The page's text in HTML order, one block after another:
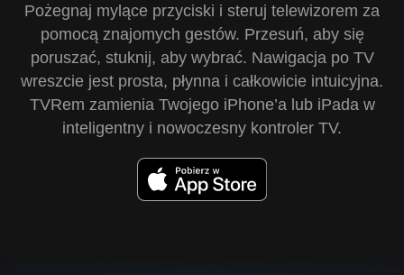
Pożegnaj mylące przyciski i steruj telewizorem za
pomocą znajomych gestów. Przesuń, aby się
poruszać, stuknij, aby wybrać. Nawigacja po TV
wreszcie jest prosta, płynna i całkowicie intuicyjna.
TVRem zamienia Twojego iPhone’a lub iPada w
inteligentny i nowoczesny kontroler TV.